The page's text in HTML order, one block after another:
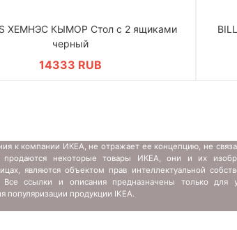
ХЕМНЭС КЫМОР Стол c 2 ящиками
черный
14333 RUB
к компании ИКЕА, не отражает ее концепцию, не
продаются некоторые товары ИКЕА, они и их
являются объектом прав интеллектуальной
ссылки и описания предназначены только для
популяризации продукции IKEA.